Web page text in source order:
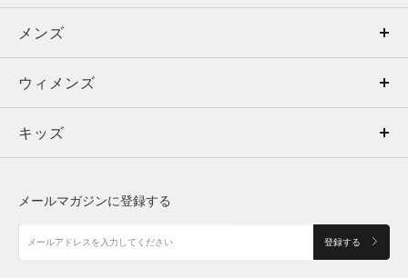
メンズ
ウィメンズ
キッズ
アクセサリー
メンズ
トップス
ボトムス
アクセサリー
ウィメンズ
トップス
シューズ
キッズ
メールマガジンに登録する
登録する